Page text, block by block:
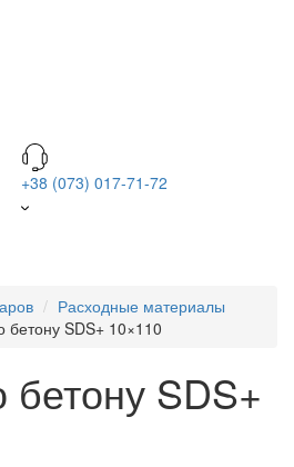
+38 (073) 017-71-72
Расходные материалы
бетону SDS+ 10×110
SDS+